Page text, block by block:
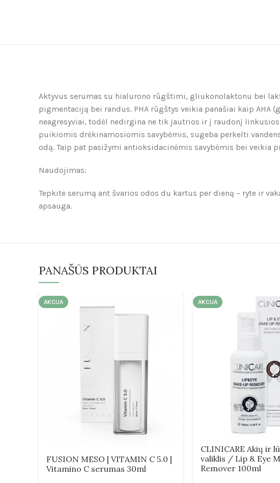
Aktyvus serumas su hialurono rūgštimi, gliukonolaktonu bei
pigmentaciją bei randus. PHA rūgštys veikia panašiai kaip
neagresyviai, todėl nedirgina ne tik jautrios ir į raudonį
puikiomis drėkinamosiomis savybėmis, sugeba perkelti
odą. Taip pat pasižymi antioksidacinėmis savybėmis bei veikia
Naudojimas:
Tepkite serumą ant švarios odos du kartus per dieną – ryte ir
apsauga.
PANAŠŪS PRODUKTAI
AKCIJA
FUSION MESO | VITAMIN C 5.0 |
Vitamino C serumas 30ml
AKCIJA
CLINICARE Akių ir
valiklis / Lip & Eye
Remover 100ml